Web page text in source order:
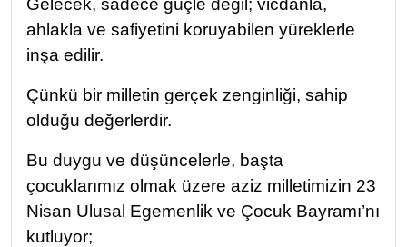
Gelecek, sadece güçle değil; vicdanla,
ahlakla ve safiyetini koruyabilen yüreklerle
inşa edilir.
Çünkü bir milletin gerçek zenginliği, sahip
olduğu değerlerdir.
Bu duygu ve düşüncelerle, başta
çocuklarımız olmak üzere aziz milletimizin 23
Nisan Ulusal Egemenlik ve Çocuk Bayramı’nı
kutluyor;